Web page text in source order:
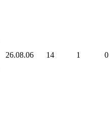
26.08.06 14 1 0